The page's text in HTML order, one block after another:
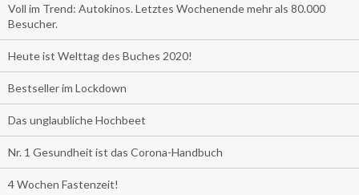
Voll im Trend: Autokinos. Letztes Wochenende mehr als 80.000
Besucher.
Heute ist Welttag des Buches 2020!
Bestseller im Lockdown
Das unglaubliche Hochbeet
Nr. 1 Gesundheit ist das Corona-Handbuch
4 Wochen Fastenzeit!